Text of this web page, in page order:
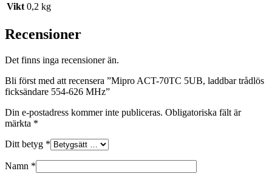
Vikt 0,2 kg
Recensioner
Det finns inga recensioner än.
Bli först med att recensera ”Mipro ACT-70TC 5UB, laddbar trådlös
ficksändare 554-626 MHz”
Din e-postadress kommer inte publiceras. Obligatoriska fält är
märkta *
Ditt betyg *
Namn *